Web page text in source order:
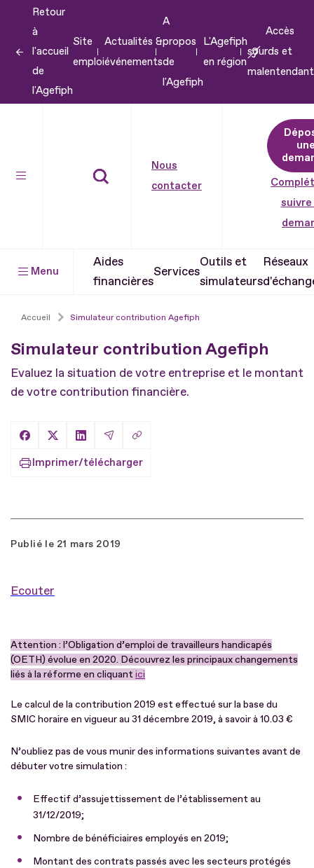
contenu
Retour
à
l'accueil
de
l'Agefiph
Site
emploi
Actualités &
événements
A
propos
de
l'Agefiph
L'Agefiph
en région
Accès
sourds et
Nous
contacter
suivre
Menu
Aides
financières
Services
Outils et
simulateurs
Réseaux
Accueil Simulateur contribution Agefiph
Simulateur contribution Agefiph
Evaluez la situation de votre entreprise et le montant
de votre contribution financière.
Partager sur Facebook
Partager sur X
Partager sur LinkedIn
Partager par Email
Copier le lien
Imprimer/télécharger
Publié le 21 mars 2019
Ecouter
Attention : l’Obligation d’emploi de travailleurs handicapés
(OETH) évolue en 2020. Découvrez les principaux changements
liés à la réforme en cliquantici
Le calcul de la contribution 2019 est effectué sur la base du
SMIC horaire en vigueur au 31 décembre 2019, à savoir à 10.03 €
N’oubliez pas de vous munir des informations suivantes avant de
débuter votre simulation :
Effectif d’assujettissement de l’établissement au
31/12/2019;
Nombre de bénéficiaires employés en 2019;
Montant des contrats passés avec les secteurs protégés